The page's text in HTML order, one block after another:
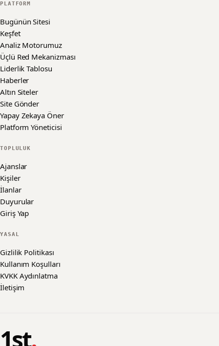
PLATFORM
Bugünün Sitesi
Keşfet
Analiz Motorumuz
Üçlü Red Mekanizması
Liderlik Tablosu
Haberler
Altın Siteler
Site Gönder
Yapay Zekaya Öner
Platform Yöneticisi
TOPLULUK
Ajanslar
Kişiler
İlanlar
Duyurular
Giriş Yap
YASAL
Gizlilik Politikası
Kullanım Koşulları
KVKK Aydınlatma
İletişim
1st.